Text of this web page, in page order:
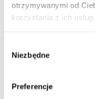
otrzymywanymi od
korzystania z ich usług.
zgody
Niezbędne
Preferencje
Hurtownia Procarte
fotowoltaicznymi, mogą